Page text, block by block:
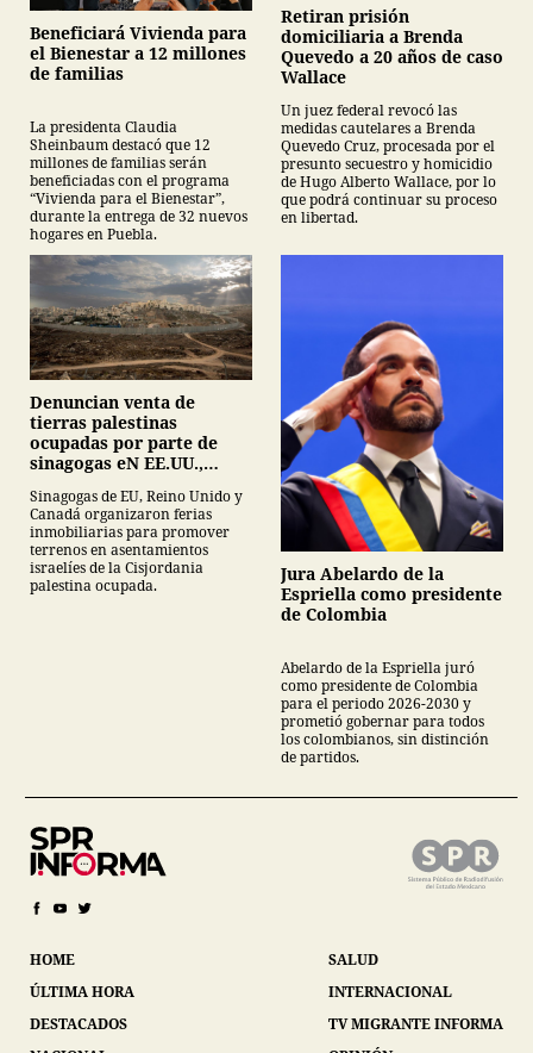
Beneficiará Vivienda para
el Bienestar a 12 millones
de familias
La presidenta Claudia
Sheinbaum destacó que 12
millones de familias serán
beneficiadas con el programa
“Vivienda para el Bienestar”,
durante la entrega de 32 nuevos
hogares en Puebla.
Retiran prisión
domiciliaria a Brenda
Quevedo a 20 años de caso
Wallace
Un juez federal revocó las
medidas cautelares a Brenda
Quevedo Cruz, procesada por el
presunto secuestro y homicidio
de Hugo Alberto Wallace, por lo
que podrá continuar su proceso
en libertad.
Denuncian venta de
tierras palestinas
ocupadas por parte de
sinagogas eN EE.UU.,
Sinagogas de EU, Reino Unido y
Canadá organizaron ferias
inmobiliarias para promover
terrenos en asentamientos
israelíes de la Cisjordania
palestina ocupada.
Jura Abelardo de la
Espriella como presidente
de Colombia
Abelardo de la Espriella juró
como presidente de Colombia
para el periodo 2026-2030 y
prometió gobernar para todos
los colombianos, sin distinción
de partidos.
HOME
ÚLTIMA HORA
DESTACADOS
SALUD
INTERNACIONAL
TV MIGRANTE INFORMA